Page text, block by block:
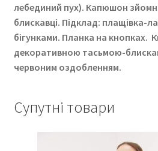
лебединий пух). Капюшон
блискавці. Підклад: плащівка-
бігунками. Планка на кнопках.
декоративною тасьмою-
червоним оздобленням.
Супутні товари